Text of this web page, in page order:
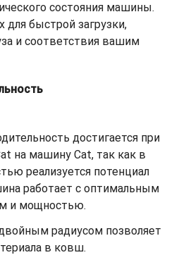
состояния машины.
для быстрой загрузки,
и соответствия вашим
достигается при
на машину Cat, так как в
реализуется потенциал
работает с оптимальным
и мощностью.
радиусом позволяет
в ковш.